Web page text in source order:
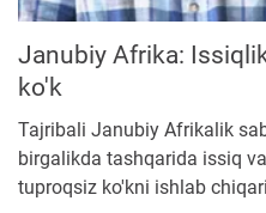
Janubiy Afrika:
ko'k
Tajribali Janubiy Afrikalik
birgalikda tashqarida issiq
tuproqsiz ko'kni ishlab